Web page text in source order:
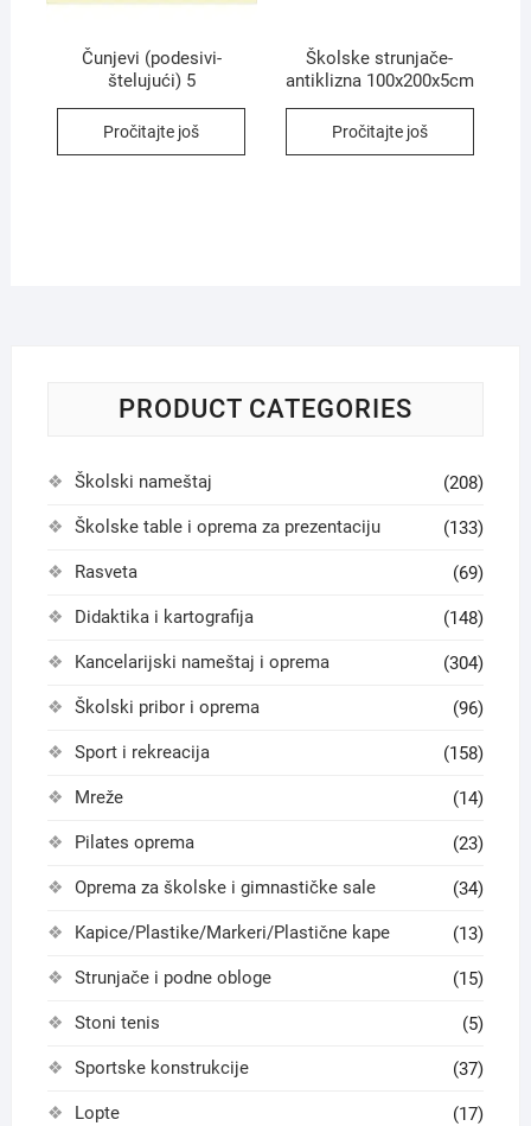
Čunjevi (podesivi-
štelujući) 5
Pročitajte još
Školske strunjače-
antiklizna 100x200x5cm
Pročitajte još
PRODUCT CATEGORIES
Školski nameštaj (208)
Školske table i oprema za prezentaciju (133)
Rasveta (69)
Didaktika i kartografija (148)
Kancelarijski nameštaj i oprema (304)
Školski pribor i oprema (96)
Sport i rekreacija (158)
Mreže (14)
Pilates oprema (23)
Oprema za školske i gimnastičke sale (34)
Kapice/Plastike/Markeri/Plastične kape (13)
Strunjače i podne obloge (15)
Stoni tenis (5)
Sportske konstrukcije (37)
Lopte (17)